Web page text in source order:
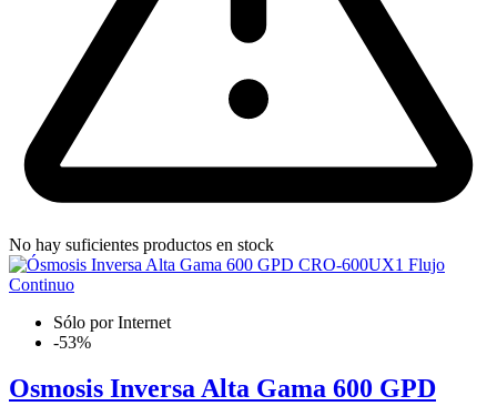
No hay suficientes productos en stock
Sólo por Internet
-53%
Osmosis Inversa Alta Gama 600 GPD